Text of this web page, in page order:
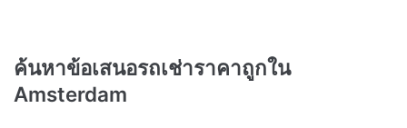
ค้นหาข้อเสนอรถเช่าราคาถูกใน
Amsterdam